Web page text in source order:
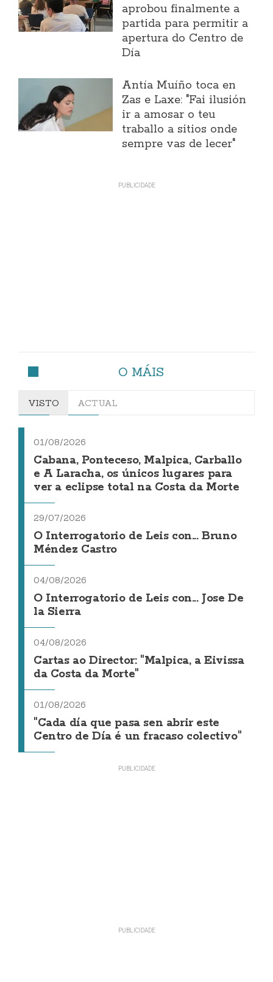
aprobou finalmente a
partida para permitir a
apertura do Centro de
Día
Antía Muíño toca en
Zas e Laxe: "Fai ilusión
ir a amosar o teu
traballo a sitios onde
sempre vas de lecer"
O MÁIS
VISTO ACTUAL
01/08/2026
Cabana, Ponteceso, Malpica, Carballo
e A Laracha, os únicos lugares para
ver a eclipse total na Costa da Morte
29/07/2026
O Interrogatorio de Leis con... Bruno
Méndez Castro
04/08/2026
O Interrogatorio de Leis con... Jose De
la Sierra
04/08/2026
Cartas ao Director: "Malpica, a Eivissa
da Costa da Morte"
01/08/2026
"Cada día que pasa sen abrir este
Centro de Día é un fracaso colectivo"